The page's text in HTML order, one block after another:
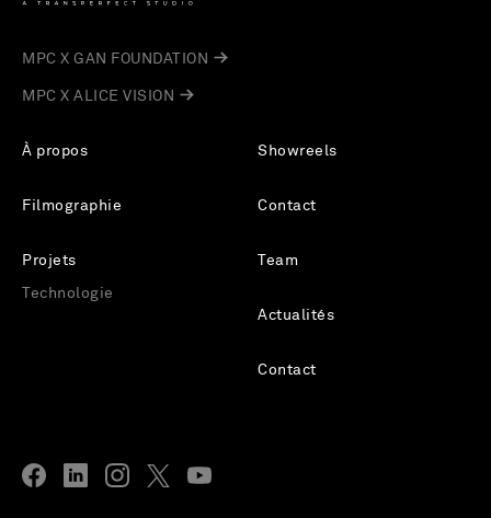
À propos
Filmographie
Projets
Technologie
Showreels
Contact
Team
Actualités
Contact
MPC X GAN FOUNDATION
MPC X ALICE VISION